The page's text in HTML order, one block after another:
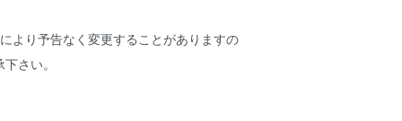
より予告なく変更することがありますの
さい。